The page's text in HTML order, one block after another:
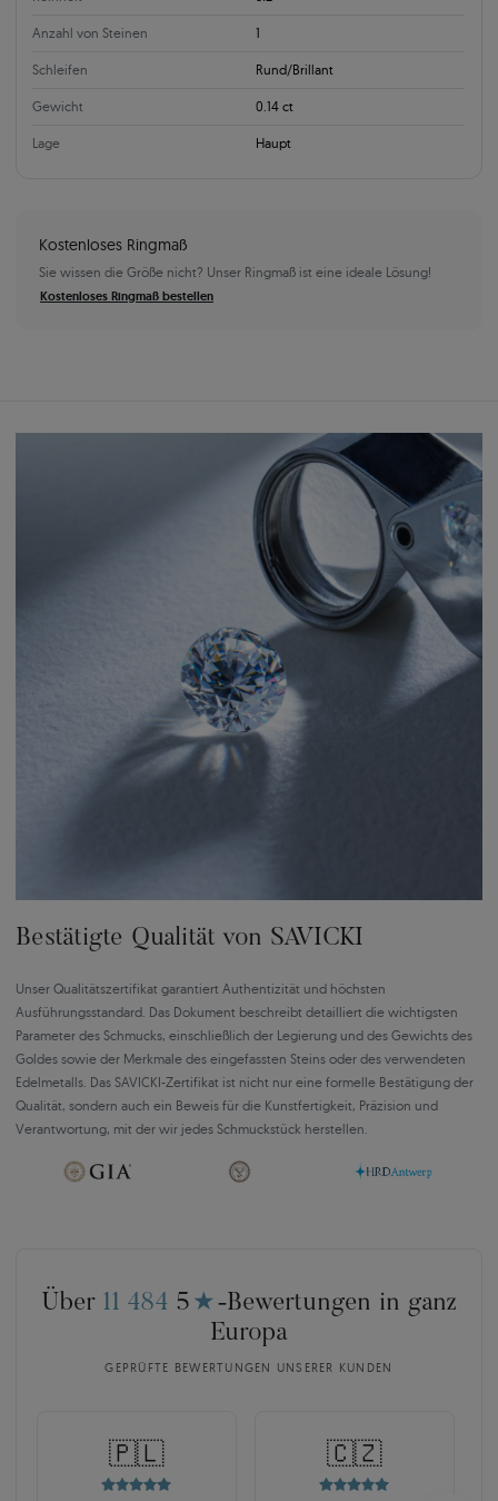
Anzahl von Steinen 1
Schleifen Rund/Brillant
Gewicht 0.14 ct
Lage Haupt
Kostenloses Ringmaß
Sie wissen die Größe nicht? Unser Ringmaß ist eine ideale Lösung!
Kostenloses Ringmaß bestellen
Bestätigte Qualität von SAVICKI
Unser Qualitätszertifikat garantiert Authentizität und höchsten
Ausführungsstandard. Das Dokument beschreibt detailliert die wichtigsten
Parameter des Schmucks, einschließlich der Legierung und des Gewichts des
Goldes sowie der Merkmale des eingefassten Steins oder des verwendeten
Edelmetalls. Das SAVICKI-Zertifikat ist nicht nur eine formelle Bestätigung der
Qualität, sondern auch ein Beweis für die Kunstfertigkeit, Präzision und
Verantwortung, mit der wir jedes Schmuckstück herstellen.
Über 11 484 5 ★ -Bewertungen in ganz
Europa
GEPRÜFTE BEWERTUNGEN UNSERER KUNDEN
🇵🇱 🇨🇿